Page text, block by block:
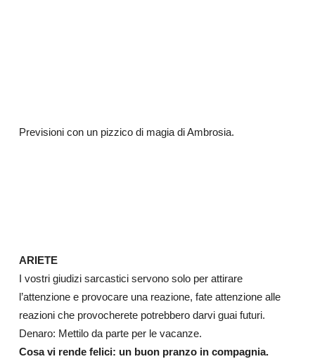
Previsioni con un pizzico di magia di Ambrosia.
ARIETE
I vostri giudizi sarcastici servono solo per attirare
l’attenzione e provocare una reazione, fate attenzione alle
reazioni che provocherete potrebbero darvi guai futuri.
Denaro: Mettilo da parte per le vacanze.
Cosa vi rende felici: un buon pranzo in compagnia.